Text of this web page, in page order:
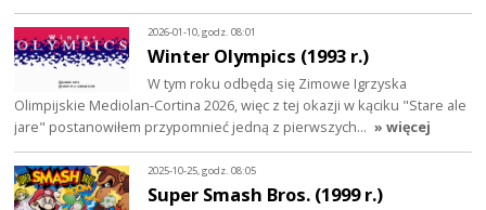
2026-01-10, godz. 08:01
Winter Olympics (1993 r.)
W tym roku odbędą się Zimowe Igrzyska
Olimpijskie Mediolan-Cortina 2026, więc z tej okazji w kąciku "Stare ale
jare" postanowiłem przypomnieć jedną z pierwszych… » więcej
2025-10-25, godz. 08:05
Super Smash Bros. (1999 r.)